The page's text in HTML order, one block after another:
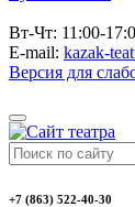
Вт-Чт: 11:00-
E-mail: kazak-
Версия для
+7 (863) 522-40-30